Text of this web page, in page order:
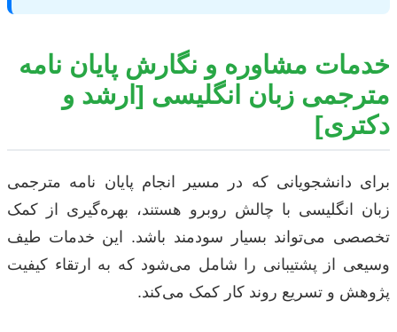
خدمات مشاوره و نگارش پایان نامه
مترجمی زبان انگلیسی [ارشد و
دکتری]
برای دانشجویانی که در مسیر انجام پایان نامه مترجمی
زبان انگلیسی با چالش روبرو هستند، بهره‌گیری از کمک
تخصصی می‌تواند بسیار سودمند باشد. این خدمات طیف
وسیعی از پشتیبانی را شامل می‌شود که به ارتقاء کیفیت
پژوهش و تسریع روند کار کمک می‌کند.